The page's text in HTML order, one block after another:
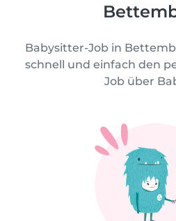
Babysitter-Job in
schnell und einfach den
Job über